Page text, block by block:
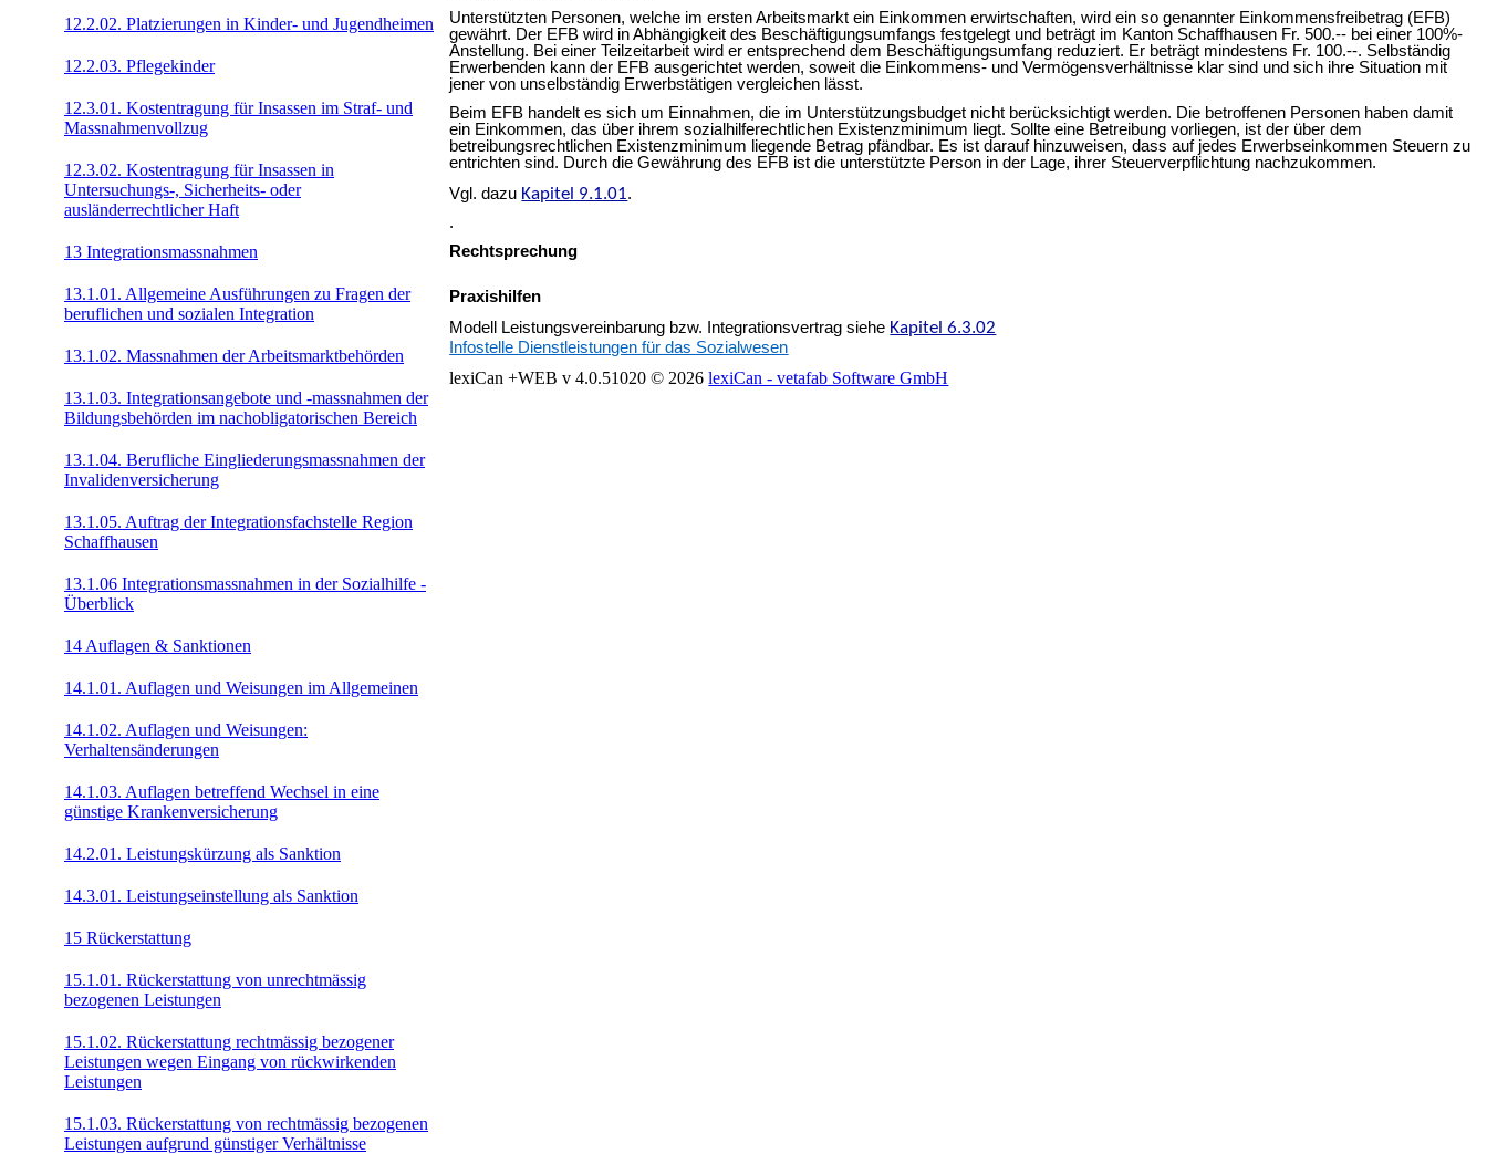
12.2.02. Platzierungen in Kinder- und Jugendheimen
12.2.03. Pflegekinder
12.3.01. Kostentragung für Insassen im Straf- und
Massnahmenvollzug
12.3.02. Kostentragung für Insassen in
Untersuchungs-, Sicherheits- oder
ausländerrechtlicher Haft
13 Integrationsmassnahmen
13.1.01. Allgemeine Ausführungen zu Fragen der
beruflichen und sozialen Integration
13.1.02. Massnahmen der Arbeitsmarktbehörden
13.1.03. Integrationsangebote und -massnahmen der
Bildungsbehörden im nachobligatorischen Bereich
13.1.04. Berufliche Eingliederungsmassnahmen der
Invalidenversicherung
13.1.05. Auftrag der Integrationsfachstelle Region
Schaffhausen
13.1.06 Integrationsmassnahmen in der Sozialhilfe -
Überblick
14 Auflagen & Sanktionen
14.1.01. Auflagen und Weisungen im Allgemeinen
14.1.02. Auflagen und Weisungen:
Verhaltensänderungen
14.1.03. Auflagen betreffend Wechsel in eine
günstige Krankenversicherung
14.2.01. Leistungskürzung als Sanktion
14.3.01. Leistungseinstellung als Sanktion
15 Rückerstattung
15.1.01. Rückerstattung von unrechtmässig
bezogenen Leistungen
15.1.02. Rückerstattung rechtmässig bezogener
Leistungen wegen Eingang von rückwirkenden
Leistungen
15.1.03. Rückerstattung von rechtmässig bezogenen
Leistungen aufgrund günstiger Verhältnisse
Unterstützten Personen, welche im ersten Arbeitsmarkt ein Einkommen erwirtschaften, wird ein so genannter Einkommensfreibetrag (EFB)
gewährt. Der EFB wird in Abhängigkeit des Beschäftigungsumfangs festgelegt und beträgt im Kanton Schaffhausen Fr. 500.-- bei einer 100%-
Anstellung. Bei einer Teilzeitarbeit wird er entsprechend dem Beschäftigungsumfang reduziert. Er beträgt mindestens Fr. 100.--. Selbständig
Erwerbenden kann der EFB ausgerichtet werden, soweit die Einkommens- und Vermögensverhältnisse klar sind und sich ihre Situation mit
jener von unselbständig Erwerbstätigen vergleichen lässt.
Beim EFB handelt es sich um Einnahmen, die im Unterstützungsbudget nicht berücksichtigt werden. Die betroffenen Personen haben damit
ein Einkommen, das über ihrem sozialhilferechtlichen Existenzminimum liegt. Sollte eine Betreibung vorliegen, ist der über dem
betreibungsrechtlichen Existenzminimum liegende Betrag pfändbar. Es ist darauf hinzuweisen, dass auf jedes Erwerbseinkommen Steuern zu
entrichten sind. Durch die Gewährung des EFB ist die unterstützte Person in der Lage, ihrer Steuerverpflichtung nachzukommen.
Vgl. dazu Kapitel 9.1.01.
.
Rechtsprechung
Praxishilfen
Modell Leistungsvereinbarung bzw. Integrationsvertrag siehe Kapitel 6.3.02
Infostelle Dienstleistungen für das Sozialwesen
lexiCan +WEB v 4.0.51020 © 2026lexiCan - vetafab Software GmbH